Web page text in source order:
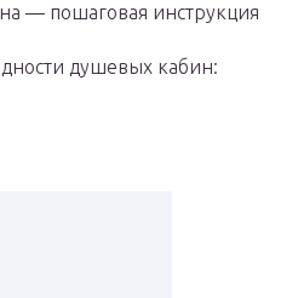
— пошаговая инструкция
душевых кабин: